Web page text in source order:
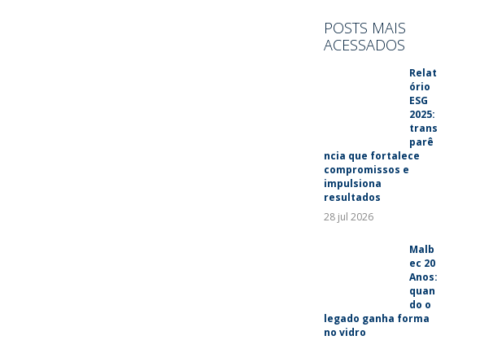
POSTS MAIS
ACESSADOS
Relat
ório
ESG
2025:
trans
parê
ncia que fortalece
compromissos e
impulsiona
resultados
28 jul 2026
Malb
ec 20
Anos:
quan
do o
legado ganha forma
no vidro